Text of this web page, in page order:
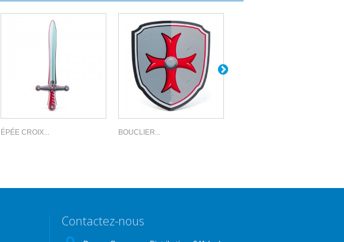
ÉPÉE CROIX... BOUCLIER...
Contactez-nous